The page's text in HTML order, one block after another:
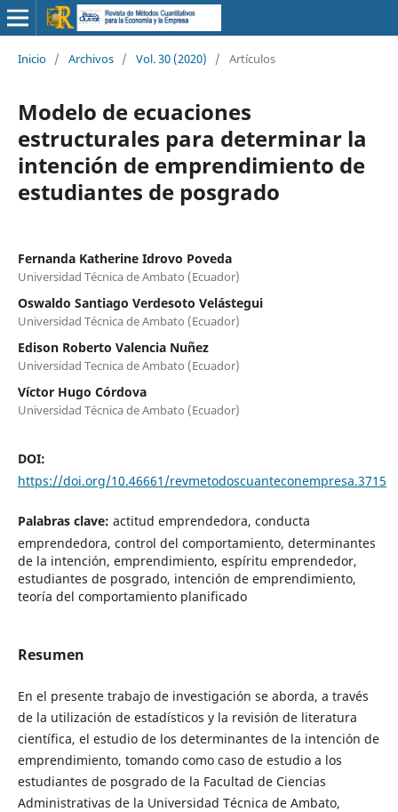
Inicio / Archivos / Vol. 30 (2020) / Artículos
Modelo de ecuaciones
estructurales para determinar la
intención de emprendimiento de
estudiantes de posgrado
Fernanda Katherine Idrovo Poveda
Universidad Técnica de Ambato (Ecuador)
Oswaldo Santiago Verdesoto Velástegui
Universidad Técnica de Ambato (Ecuador)
Edison Roberto Valencia Nuñez
Universidad Tecnica de Ambato (Ecuador)
Víctor Hugo Córdova
Universidad Técnica de Ambato (Ecuador)
DOI:
https://doi.org/10.46661/revmetodoscuanteconempresa.3715
Palabras clave: actitud emprendedora, conducta
emprendedora, control del comportamiento, determinantes
de la intención, emprendimiento, espíritu emprendedor,
estudiantes de posgrado, intención de emprendimiento,
teoría del comportamiento planificado
Resumen
En el presente trabajo de investigación se aborda, a través
de la utilización de estadísticos y la revisión de literatura
científica, el estudio de los determinantes de la intención de
emprendimiento, tomando como caso de estudio a los
estudiantes de posgrado de la Facultad de Ciencias
Administrativas de la Universidad Técnica de Ambato,